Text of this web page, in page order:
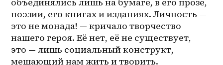
поэзии, его книгах и изданиях. Личность —
это не монада! — кричало творчество
нашего героя. Её нет, её не существует,
это — лишь социальный конструкт,
мешающий нам жить и творить.